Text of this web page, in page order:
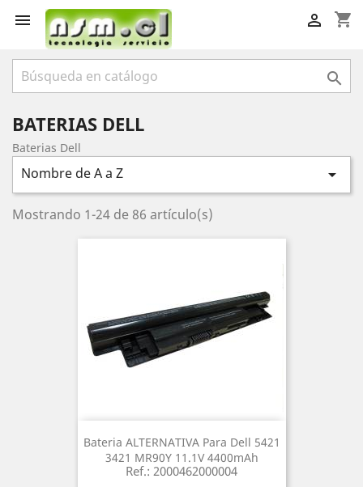
 shopping_cart


BATERIAS DELL
Baterias Dell
Nombre de A a Z 
Mostrando 1-24 de 86 artículo(s)
Bateria ALTERNATIVA Para Dell 5421
3421 MR90Y 11.1V 4400mAh
Ref.: 2000462000004